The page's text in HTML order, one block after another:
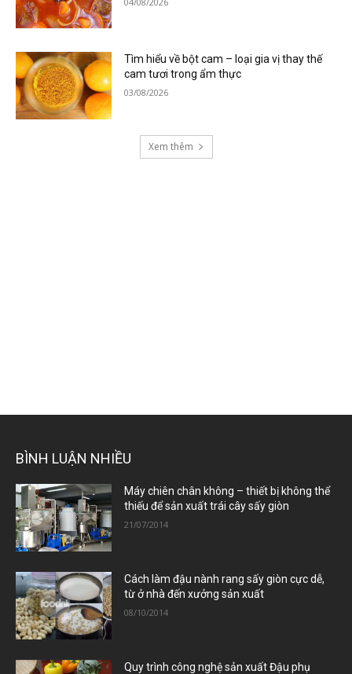
Tìm hiểu về bột cam – loại gia vị thay thế
cam tươi trong ẩm thực
03/08/2026
Xem thêm
BÌNH LUẬN NHIỀU
Máy chiên chân không – thiết bị không thể
thiếu để sản xuất trái cây sấy giòn
21/07/2014
Cách làm đậu nành rang sấy giòn cực dễ,
từ ở nhà đến xưởng sản xuất
08/10/2014
Quy trình công nghệ sản xuất Đậu phụ